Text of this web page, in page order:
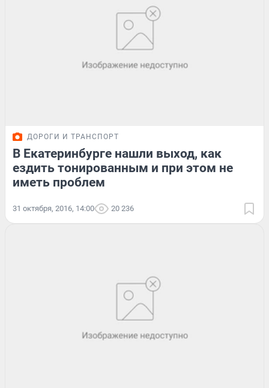
ДОРОГИ И ТРАНСПОРТ
В Екатеринбурге нашли выход, как
ездить тонированным и при этом не
иметь проблем
31 октября, 2016, 14:00 20 236